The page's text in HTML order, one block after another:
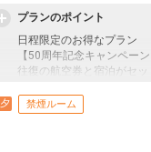
プランのポイント
日程限定のお得なプラン
【50周年記念キャンペーン
往復の航空券と宿泊がセ
ん周遊旅行にも最適！
旅行期間中の1泊だけの宿
夕 禁煙ルーム